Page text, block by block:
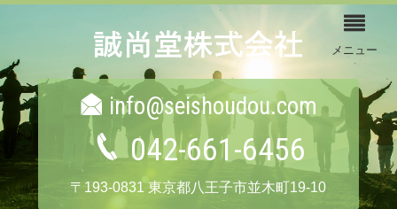
info@seishoudou.com
042-661-6456
〒193-0831 東京都八王子市並木町19-10
メニュー